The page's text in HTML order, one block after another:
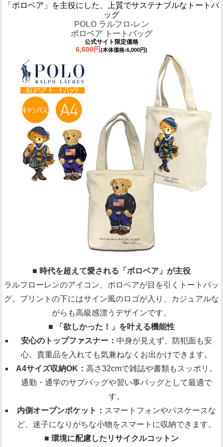
「ポロベア」を主役にした、上質でサステナブルなトートバ
ッグ
POLO ラルフロ-レン
ポロベア トートバッグ
公式サイト限定価格
6,600円(本体価格:6,000円)
■ 時代を超えて愛される「ポロベア」が主役
ラルフローレンのアイコン、ポロベアが目を引くトートバッ
グ。プリントの下にはサイン風のロゴが入り、カジュアルな
がらも高級感漂うデザインです。
■ 「欲しかった！」を叶える機能性
安心のトップファスナー： 中身が見えず、防犯面も安
心。貴重品を入れても気兼ねなくお出かけできます。
A4サイズ収納OK： 高さ32cmで雑誌や書類もスッポリ。
通勤・通学のサブバッグや習い事バッグとして最適で
す。
内側オープンポケット： スマートフォンやパスケースな
ど、迷子になりがちな小物をスマートに収納できます。
■ 環境に配慮したリサイクルコットン